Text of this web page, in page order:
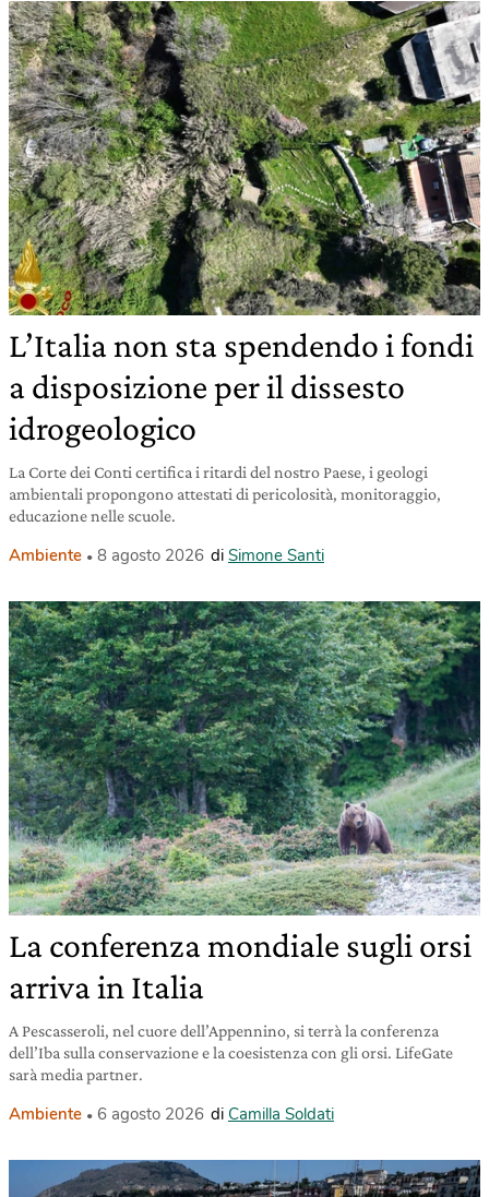
L’Italia non sta spendendo i fondi
a disposizione per il dissesto
idrogeologico
La Corte dei Conti certifica i ritardi del nostro Paese, i geologi
ambientali propongono attestati di pericolosità, monitoraggio,
educazione nelle scuole.
Ambiente 8 agosto 2026 di Simone Santi
La conferenza mondiale sugli orsi
arriva in Italia
A Pescasseroli, nel cuore dell’Appennino, si terrà la conferenza
dell’Iba sulla conservazione e la coesistenza con gli orsi. LifeGate
sarà media partner.
Ambiente 6 agosto 2026 di Camilla Soldati